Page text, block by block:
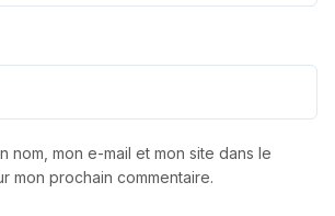
nom, mon e-mail et mon site dans le
mon prochain commentaire.